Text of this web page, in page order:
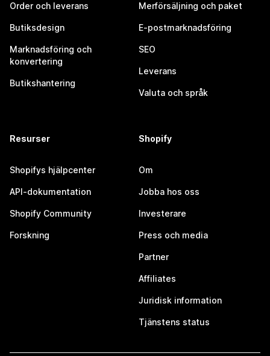
Order och leverans
Butiksdesign
Marknadsföring och
konvertering
Butikshantering
Merförsäljning och paket
E-postmarknadsföring
SEO
Leverans
Valuta och språk
Resurser
Shopifys hjälpcenter
API-dokumentation
Shopify Community
Forskning
Shopify
Om
Jobba hos oss
Investerare
Press och media
Partner
Affiliates
Juridisk information
Tjänstens status